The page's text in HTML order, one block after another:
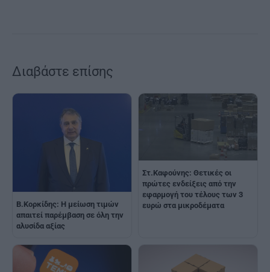
Διαβάστε επίσης
Β.Κορκίδης: Η μείωση τιμών
απαιτεί παρέμβαση σε όλη την
αλυσίδα αξίας
Στ.Καφούνης: Θετικές οι
πρώτες ενδείξεις από την
εφαρμογή του τέλους των 3
ευρώ στα μικροδέματα